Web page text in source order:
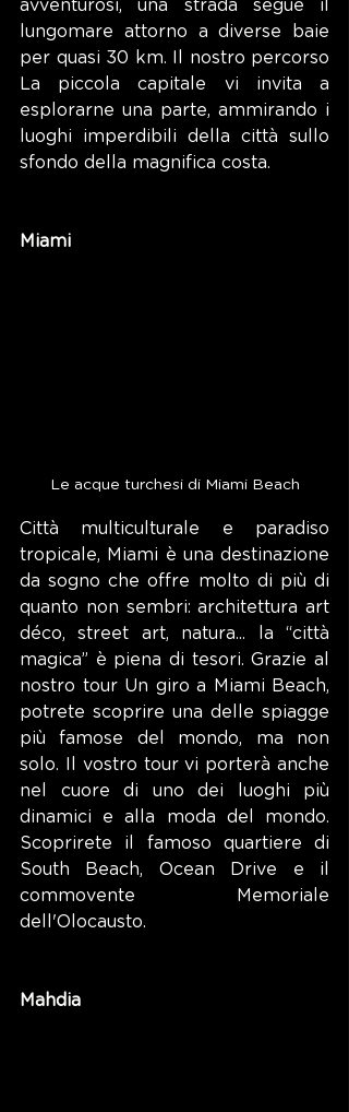
avventurosi, una strada segue il
lungomare attorno a diverse baie
per quasi 30 km. Il nostro percorso
La piccola capitale vi invita a
esplorarne una parte, ammirando i
luoghi imperdibili della città sullo
sfondo della magnifica costa.
Miami
Le acque turchesi di Miami Beach
Città multiculturale e paradiso
tropicale, Miami è una destinazione
da sogno che offre molto di più di
quanto non sembri: architettura art
déco, street art, natura... la “città
magica” è piena di tesori. Grazie al
nostro tour Un giro a Miami Beach,
potrete scoprire una delle spiagge
più famose del mondo, ma non
solo. Il vostro tour vi porterà anche
nel cuore di uno dei luoghi più
dinamici e alla moda del mondo.
Scoprirete il famoso quartiere di
South Beach, Ocean Drive e il
commovente Memoriale
dell'Olocausto.
Mahdia